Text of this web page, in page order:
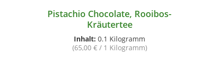
Pistachio Chocolate, Rooibos-
Kräutertee
Inhalt: 0.1 Kilogramm
(65,00 € / 1 Kilogramm)